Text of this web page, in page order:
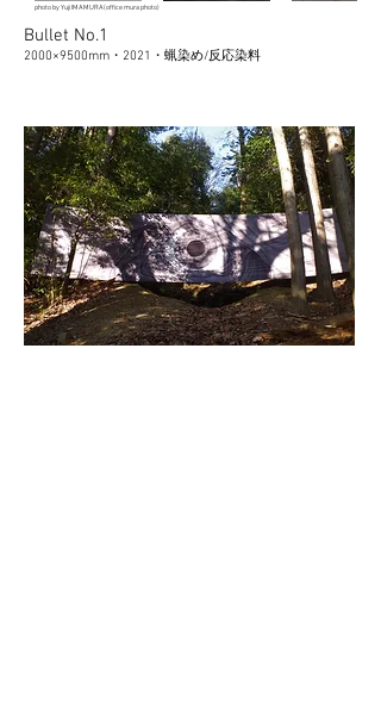
photo by Yuji IMAMURA(office mura​ photo)
Bullet No.1
2000×9500mm・2021・蝋染め/反応染料